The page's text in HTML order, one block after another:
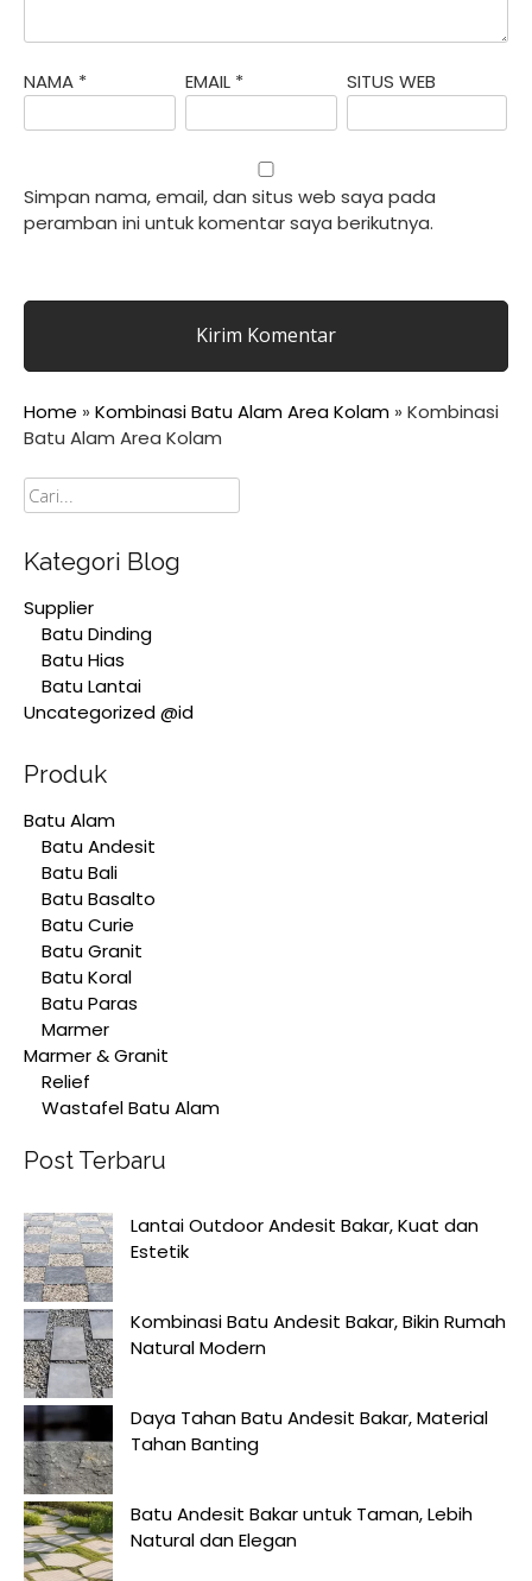
NAMA * EMAIL * SITUS WEB
Simpan nama, email, dan situs web saya pada
peramban ini untuk komentar saya berikutnya.
Home » Kombinasi Batu Alam Area Kolam » Kombinasi
Batu Alam Area Kolam
Cari
Kategori Blog
Supplier
Batu Dinding
Batu Hias
Batu Lantai
Uncategorized @id
Produk
Batu Alam
Batu Andesit
Batu Bali
Batu Basalto
Batu Curie
Batu Granit
Batu Koral
Batu Paras
Marmer
Marmer & Granit
Relief
Wastafel Batu Alam
Post Terbaru
Lantai Outdoor Andesit Bakar, Kuat dan
Estetik
Kombinasi Batu Andesit Bakar, Bikin Rumah
Natural Modern
Daya Tahan Batu Andesit Bakar, Material
Tahan Banting
Batu Andesit Bakar untuk Taman, Lebih
Natural dan Elegan